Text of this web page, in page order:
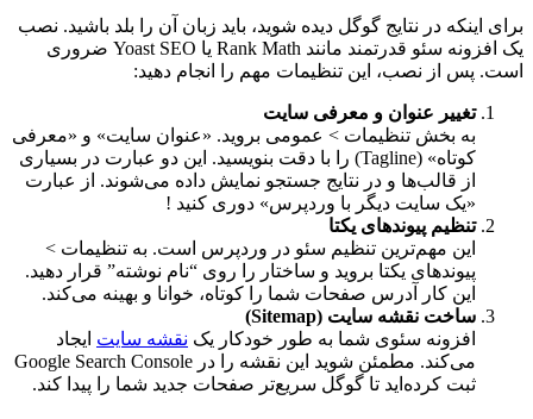
برای اینکه در نتایج گوگل دیده شوید، باید زبان آن را بلد باشید. نصب
یک افزونه سئو قدرتمند مانند Rank Math یا Yoast SEO ضروری
است. پس از نصب، این تنظیمات مهم را انجام دهید:
تغییر عنوان و معرفی سایت
به بخش تنظیمات > عمومی بروید. «عنوان سایت» و «معرفی
کوتاه» (Tagline) را با دقت بنویسید. این دو عبارت در بسیاری
از قالب‌ها و در نتایج جستجو نمایش داده می‌شوند. از عبارت
«یک سایت دیگر با وردپرس» دوری کنید !
تنظیم پیوندهای یکتا
این مهم‌ترین تنظیم سئو در وردپرس است. به تنظیمات >
پیوندهای یکتا بروید و ساختار را روی “نام نوشته” قرار دهید.
این کار آدرس صفحات شما را کوتاه، خوانا و بهینه می‌کند.
ساخت نقشه سایت (Sitemap)
افزونه سئوی شما به طور خودکار یک نقشه سایت ایجاد
می‌کند. مطمئن شوید این نقشه را در Google Search Console
ثبت کرده‌اید تا گوگل سریع‌تر صفحات جدید شما را پیدا کند.